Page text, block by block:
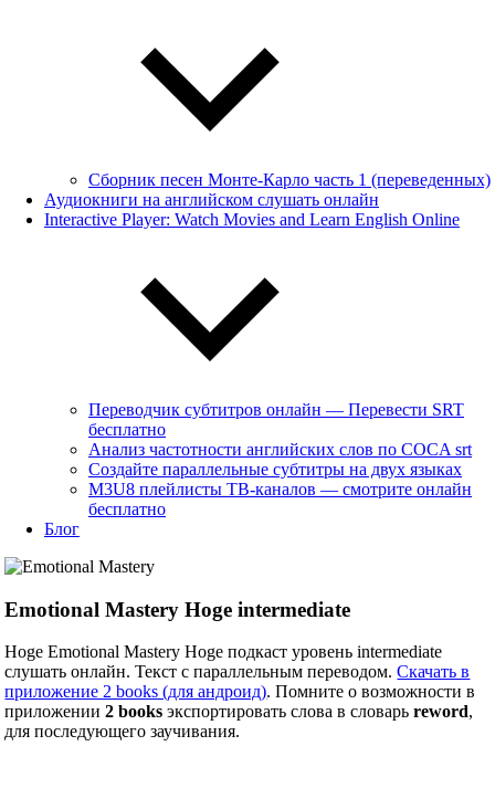
Сборник песен Монте-Карло часть 1 (переведенных)
Аудиокниги на английском слушать онлайн
Interactive Player: Watch Movies and Learn English Online
Переводчик субтитров онлайн — Перевести SRT
бесплатно
Анализ частотности английских слов по COCA srt
Создайте параллельные субтитры на двух языках
M3U8 плейлисты ТВ‑каналов — смотрите онлайн
бесплатно
Блог
Emotional Mastery Hoge intermediate
Hoge Emotional Mastery Hoge подкаст уровень intermediate
слушать онлайн. Текст с параллельным переводом.Скачать в
приложение 2 books (для андроид). Помните о возможности в
приложении2 booksэкспортировать слова в словарьreword,
для последующего заучивания.